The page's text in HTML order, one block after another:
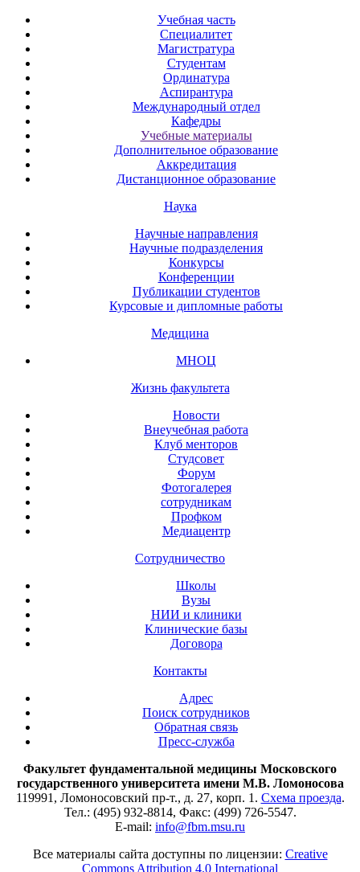
Учебная часть
Специалитет
Магистратура
Студентам
Ординатура
Аспирантура
Международный отдел
Кафедры
Учебные материалы
Дополнительное образование
Аккредитация
Дистанционное образование
Наука
Научные направления
Научные подразделения
Конкурсы
Конференции
Публикации студентов
Курсовые и дипломные работы
Медицина
МНОЦ
Жизнь факультета
Новости
Внеучебная работа
Клуб менторов
Студсовет
Форум
Фотогалерея
сотрудникам
Профком
Медиацентр
Сотрудничество
Школы
Вузы
НИИ и клиники
Клинические базы
Договора
Контакты
Адрес
Поиск сотрудников
Обратная связь
Пресс-служба
Факультет фундаментальной медицины Московского
государственного университета имени М.В. Ломоносова
119991, Ломоносовский пр-т., д. 27, корп. 1. Схема проезда.
Тел.: (495) 932-8814, Факс: (499) 726-5547.
E-mail: info@fbm.msu.ru
Все материалы сайта доступны по лицензии: Creative
Commons Attribution 4.0 International